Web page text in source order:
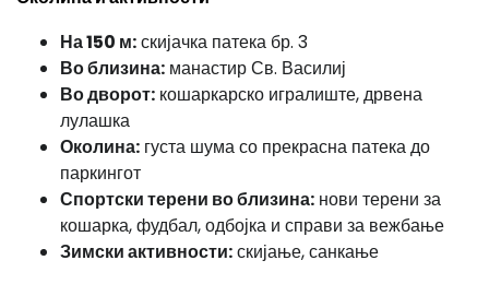
На 150 м:скијачка патека бр. 3
Во близина: манастир Св. Василиј
Во дворот: кошаркарско игралиште, дрвена
лулашка
Околина: густа шума со прекрасна патека до
паркингот
Спортски терени во близина: нови терени за
кошарка, фудбал, одбојка и справи за вежбање
Зимски активности:скијање, санкање